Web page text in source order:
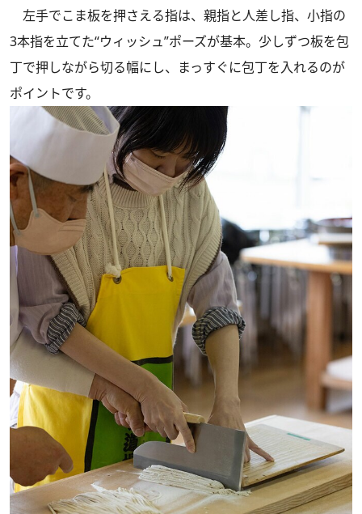
左手でこま板を押さえる指は、親指と人差し指、小指の
3本指を立てた“ウィッシュ”ポーズが基本。少しずつ板を包
丁で押しながら切る幅にし、まっすぐに包丁を入れるのが
ポイントです。